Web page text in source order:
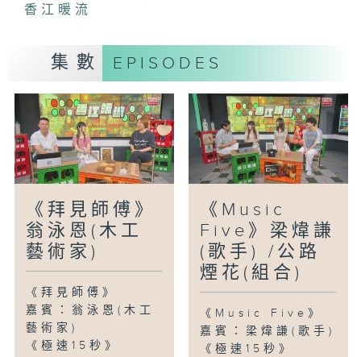
香江暖流
集數 EPISODES
《拜見師傅》
翁泳恩(木工
藝術家)
《拜見師傅》
嘉賓：翁泳恩(木工
藝術家)
《極速15秒》
《Music
Five》梁煒謙
(歌手) /公路
煙花(組合)
《Music Five》
嘉賓：梁煒謙(歌手)
《極速15秒》